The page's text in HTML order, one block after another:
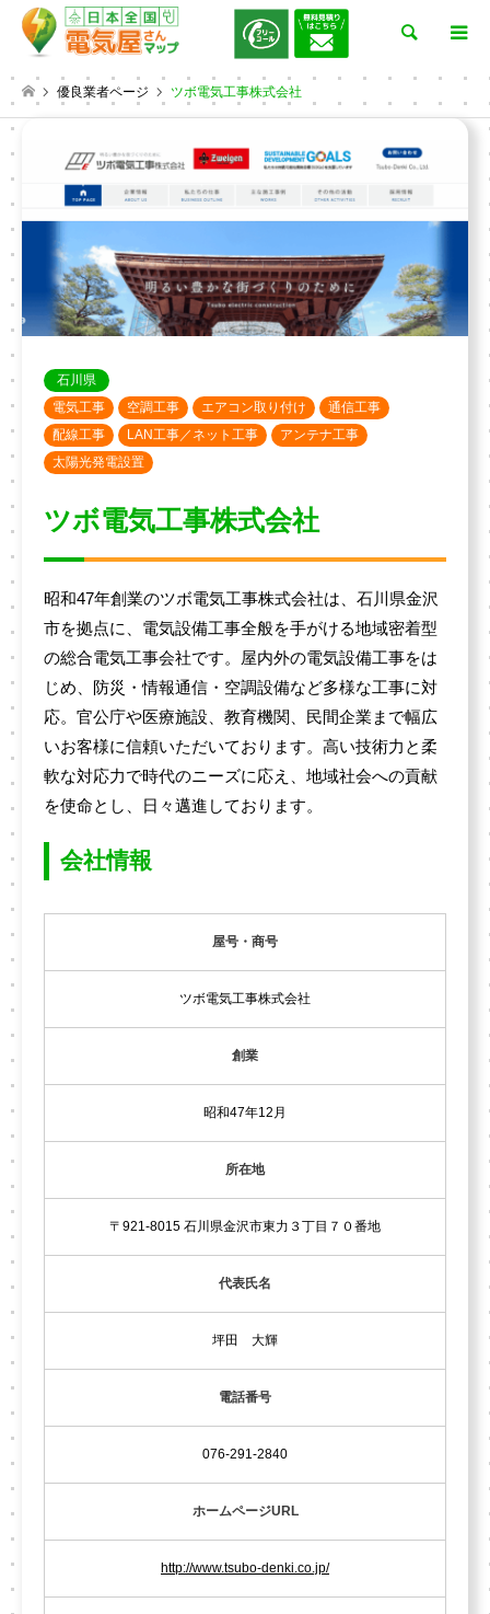
検索
優良業者ページ ツボ電気工事株式会社
石川県
電気工事
空調工事 エアコン取り付け
通信工事
配線工事
LAN工事／ネット工事
アンテナ工事
太陽光発電設置
ツボ電気工事株式会社
昭和47年創業のツボ電気工事株式会社は、石川県金沢
市を拠点に、電気設備工事全般を手がける地域密着型
の総合電気工事会社です。屋内外の電気設備工事をは
じめ、防災・情報通信・空調設備など多様な工事に対
応。官公庁や医療施設、教育機関、民間企業まで幅広
いお客様に信頼いただいております。高い技術力と柔
軟な対応力で時代のニーズに応え、地域社会への貢献
を使命とし、日々邁進しております。
会社情報
屋号・商号
ツボ電気工事株式会社
創業
昭和47年12月
所在地
〒921-8015 石川県金沢市東力３丁目７０番地
代表氏名
坪田 大輝
電話番号
076-291-2840
ホームページURL
http://www.tsubo-denki.co.jp/